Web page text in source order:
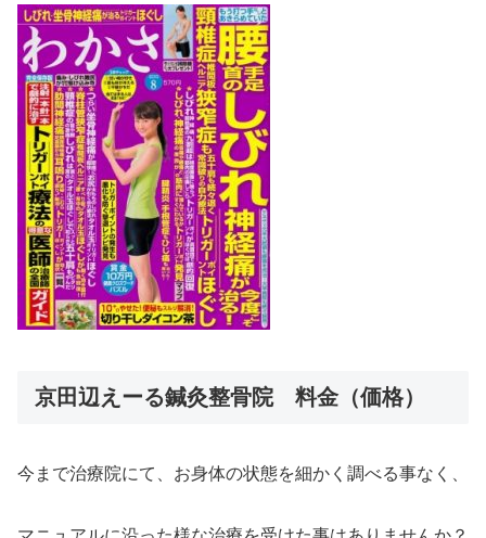
京田辺えーる鍼灸整骨院 料金（価格）
今まで治療院にて、お身体の状態を細かく調べる事なく、